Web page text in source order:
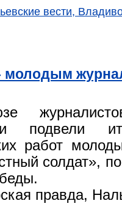
вести,
молодым
подвели
работ
солдат»,
правда,